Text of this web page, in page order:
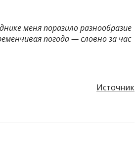
меня поразило разнообразие
погода — словно за час
Источник